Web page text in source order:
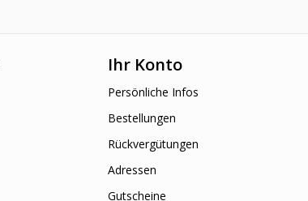
Ihr Konto
Persönliche Infos
Bestellungen
Rückvergütungen
Adressen
Gutscheine